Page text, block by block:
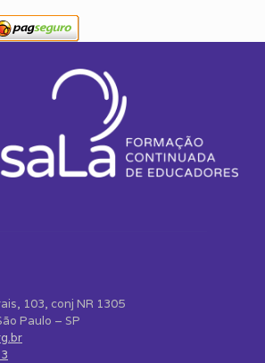
103, conj NR 1305
Paulo – SP